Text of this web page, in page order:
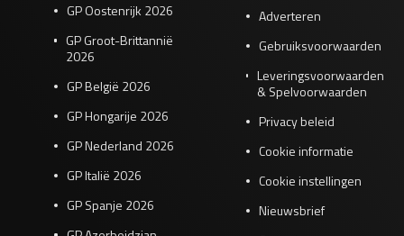
GP Oostenrijk 2026
GP Groot-Brittannië
2026
GP België 2026
GP Hongarije 2026
GP Nederland 2026
GP Italië 2026
GP Spanje 2026
Adverteren
Gebruiksvoorwaarden
Leveringsvoorwaarden
& Spelvoorwaarden
Privacy beleid
Cookie informatie
Cookie instellingen
Nieuwsbrief